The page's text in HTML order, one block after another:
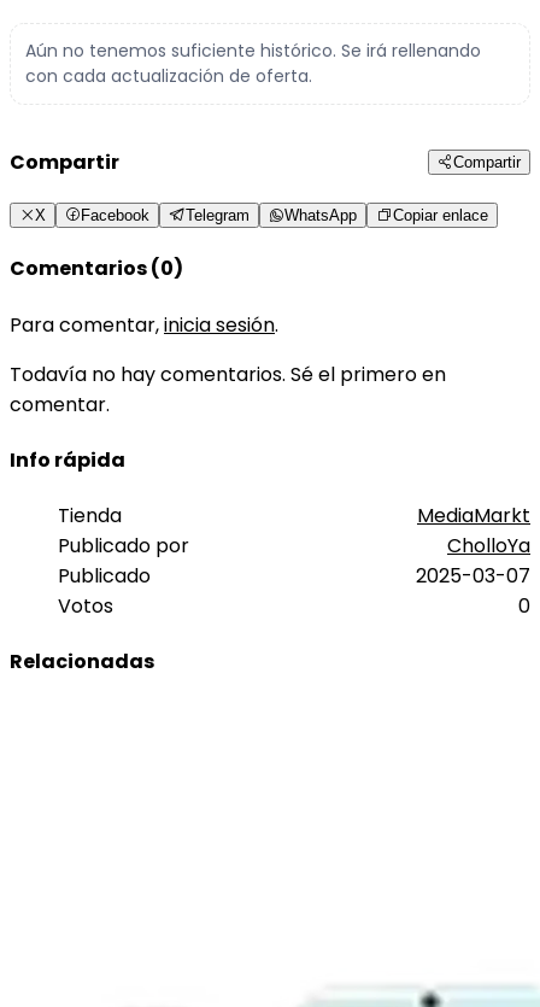
Aún no tenemos suficiente histórico. Se irá rellenando
con cada actualización de oferta.
Compartir Compartir
X Facebook Telegram WhatsApp Copiar enlace
Comentarios (0)
Para comentar,inicia sesión.
Todavía no hay comentarios. Sé el primero en
comentar.
Info rápida
Tienda
MediaMarkt
Publicado por
CholloYa
Publicado
2025-03-07
Votos
0
Relacionadas